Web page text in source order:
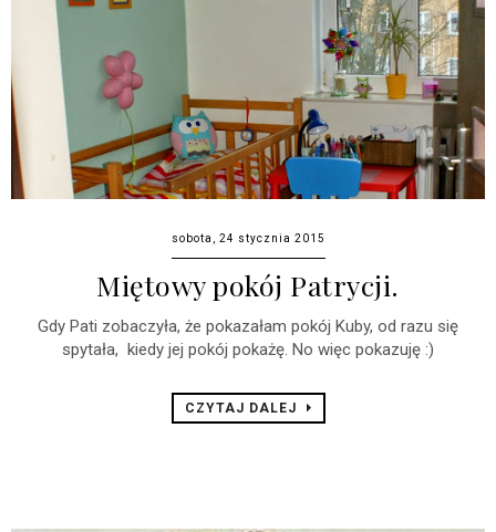
sobota, 24 stycznia 2015
Miętowy pokój Patrycji.
Gdy Pati zobaczyła, że pokazałam pokój Kuby, od razu się
spytała, kiedy jej pokój pokażę. No więc pokazuję :)
CZYTAJ DALEJ